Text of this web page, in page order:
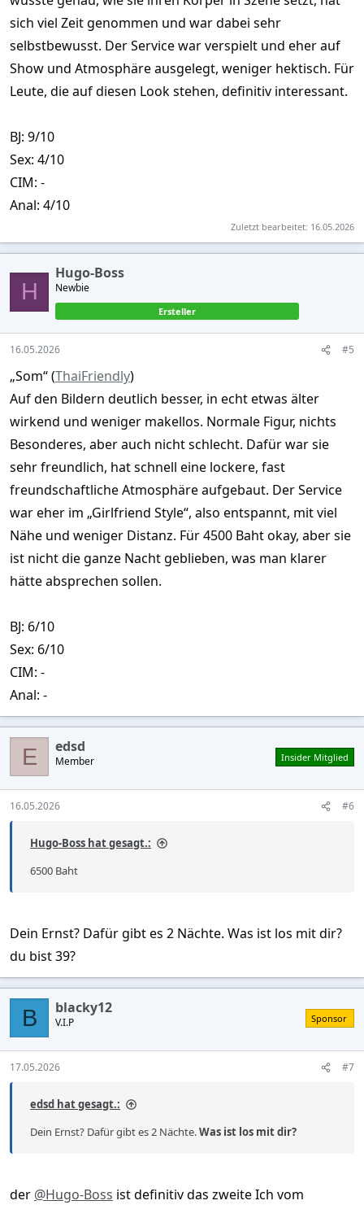
sich viel Zeit genommen und war dabei sehr
selbstbewusst. Der Service war verspielt und eher auf
Show und Atmosphäre ausgelegt, weniger hektisch. Für
Leute, die auf diesen Look stehen, definitiv interessant.
BJ: 9/10
Sex: 4/10
CIM: -
Anal: 4/10
Zuletzt bearbeitet: 16.05.2026
H
Hugo-Boss
Newbie
Ersteller
16.05.2026 #5
„Som“ (ThaiFriendly)
Auf den Bildern deutlich besser, in echt etwas älter
wirkend und weniger makellos. Normale Figur, nichts
Besonderes, aber auch nicht schlecht. Dafür war sie
sehr freundlich, hat schnell eine lockere, fast
freundschaftliche Atmosphäre aufgebaut. Der Service
war eher im „Girlfriend Style“, also entspannt, mit viel
Nähe und weniger Distanz. Für 4500 Baht okay, aber sie
ist nicht die ganze Nacht geblieben, was man klarer
hätte absprechen sollen.
BJ: 6/10
Sex: 6/10
CIM: -
Anal: -
E edsd
Member Insider Mitglied
16.05.2026 #6
Hugo-Boss hat gesagt.:
6500 Baht
Dein Ernst? Dafür gibt es 2 Nächte. Was ist los mit dir?
du bist 39?
B blacky12
V.I.P Sponsor
17.05.2026 #7
edsd hat gesagt.:
Dein Ernst? Dafür gibt es 2 Nächte.Was ist los mit dir?
der @Hugo-Boss ist definitiv das zweite Ich vom